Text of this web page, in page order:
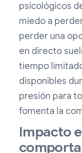
psicológicos
miedo a
perder una
en directo
tiempo
disponibles
presión para
fomenta la
Impacto